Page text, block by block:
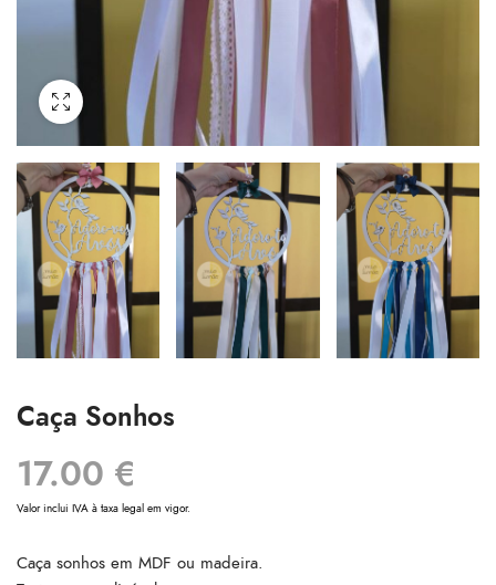
Caça Sonhos
17.00 €
Valor inclui IVA à taxa legal em vigor.
Caça sonhos em MDF ou madeira.